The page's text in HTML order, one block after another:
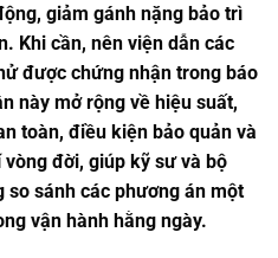
giảm gánh nặng bảo trì
Khi cần, nên viện dẫn các
được chứng nhận trong báo
này mở rộng về hiệu suất,
toàn, điều kiện bảo quản và
đời, giúp kỹ sư và bộ
so sánh các phương án một
vận hành hằng ngày.